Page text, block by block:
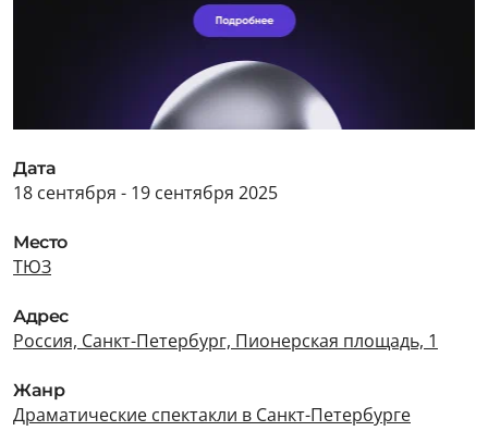
Дата
18 сентября - 19 сентября 2025
Место
ТЮЗ
Адрес
Россия, Санкт-Петербург, Пионерская площадь, 1
Жанр
Драматические спектакли в Санкт-Петербурге